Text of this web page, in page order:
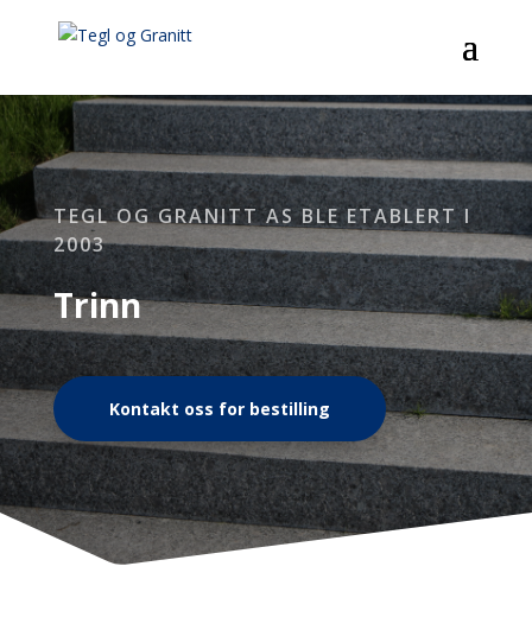
TEGL OG GRANITT AS BLE ETABLERT I
2003
Trinn
Kontakt oss for bestilling